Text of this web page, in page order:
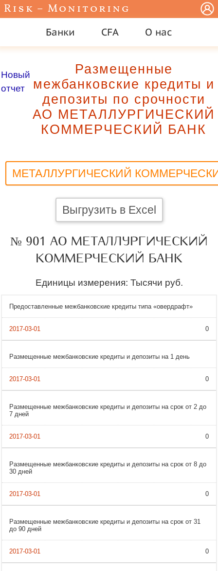
Risk – Monitoring
Банки CFA О нас
Новый
отчет
Размещенные
межбанковские кредиты и
депозиты по срочности
АО МЕТАЛЛУРГИЧЕСКИЙ
КОММЕРЧЕСКИЙ БАНК
МЕТАЛЛУРГИЧЕСКИЙ
Выгрузить в Excel
№ 901 АО МЕТАЛЛУРГИЧЕСКИЙ
КОММЕРЧЕСКИЙ БАНК
Единицы измерения: Тысячи руб.
Предоставленные межбанковские кредиты типа «овердрафт»
0
Размещенные межбанковские кредиты и депозиты на 1 день
0
Размещенные межбанковские кредиты и депозиты на срок от 2 до
7 дней
0
Размещенные межбанковские кредиты и депозиты на срок от 8 до
30 дней
0
Размещенные межбанковские кредиты и депозиты на срок от 31
до 90 дней
0